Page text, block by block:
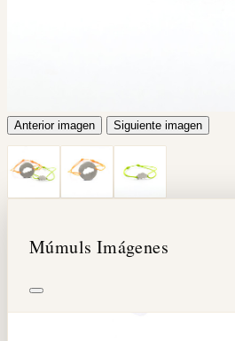
Anterior imagen Siguiente imagen
Múmuls Imágenes